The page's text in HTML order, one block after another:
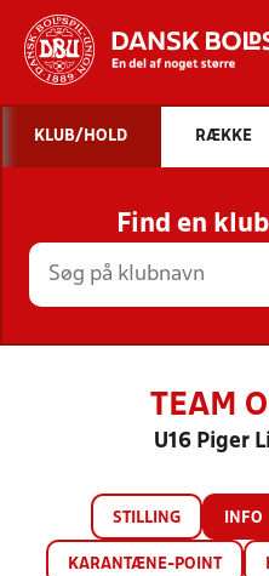
STILLINGER,
KLUB/HOLD RÆKKE
Find en
TEAM
U16 Piger
STILLING INFO
KARANTÆNE-POINT